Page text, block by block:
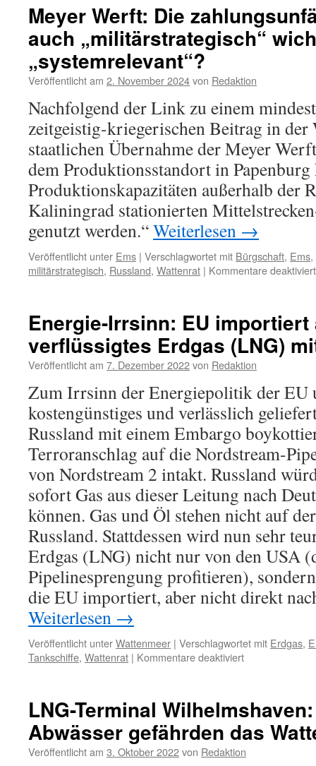
Meyer Werft: Die
auch „militärstrategisch“
„systemrelevant“?
Veröffentlicht am 2. November 2024von Redaktion
Nachfolgend der Link zu einem
zeitgeistig-kriegerischen Beitrag in
staatlichen Übernahme der Meyer
dem Produktionsstandort in Papenburg
Produktionskapazitäten außerhalb der
Kaliningrad stationierten
genutzt werden.“Weiterlesen →
Veröffentlicht unter Ems | Verschlagwortet mit Bürgschaft, Ems,
militärstrategisch, Russland, Wattenrat | Kommentare deaktiviert
Energie-Irrsinn: EU
verflüssigtes Erdgas (LNG)
Veröffentlicht am 7. Dezember 2022von Redaktion
Zum Irrsinn der Energiepolitik der EU
kostengünstiges und verlässlich
Russland mit einem Embargo
Terroranschlag auf die Nordstream-
von Nordstream 2 intakt. Russland
sofort Gas aus dieser Leitung nach
können. Gas und Öl stehen nicht auf
Russland. Stattdessen wird nun sehr
Erdgas (LNG) nicht nur von den USA
Pipelinesprengung profitieren),
die EU importiert, aber nicht direkt
Weiterlesen →
Veröffentlicht unterWattenmeer | Verschlagwortet mit Erdgas,
Tankschiffe, Wattenrat | Kommentare deaktiviertfür
importiert
auch
russisches
verflüssigtes
LNG-Terminal
Abwässer gefährden das
Veröffentlicht am 3. Oktober 2022von Redaktion